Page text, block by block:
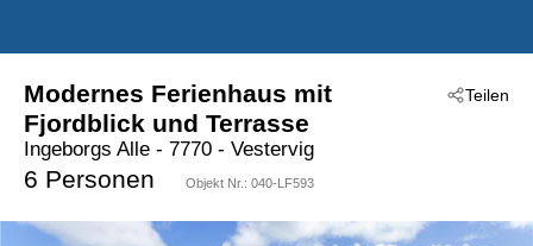
Teilen
Modernes Ferienhaus mit
Fjordblick und Terrasse
Ingeborgs Alle
- Kjærgaarden - Vestervig
- 7770 - Vestervig
6 Personen Objekt Nr.: 040-LF593